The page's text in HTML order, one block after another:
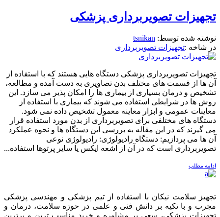
تجهیزات تصویربرداری پزشکی
نوشته شده توسط: tsnikan
در شاخه :تجهیزات تصویربرداری
تجهیزات تصویربرداری پزشکی دستگاه هایی هستند که با استفاده از
آن ها از قسمت های مختلف بدن تصاویری به دست آمده و مطالعه،
تشخیص و درمان بسیاری از بیماری ها را امکان پذیر می سازد. این
روش ها در شرایطی استفاده می شوند که بیماری با استفاده از
معاینات عمومی و ابزار معاینه معمول تشخیص داده نمی شود.
دستگاه های مختلفی برای تصویربرداری از بدن مورد استفاده قرار
می گیرند که در این مقاله به بررسی این دستگاه ها و نحوه عملکرد
آن ها می پردازیم: دستگاه رادیولوژی: رادیولوژی نوعی
تصویربرداری است که در آن از اشعه ایکس یا سایر پرتوها استفاده...
ادامه مطلب
تجهیز سلامت نیکان با استفاده از تیم پزشکی و مهندسی پزشکی
مجرب و با تکیه بر دانش فنی و علمی در حوزه سلامت، درمان و
تجهیزات پزشکی، سعی بر مشاوره و خرید مناسب ترین و برترین